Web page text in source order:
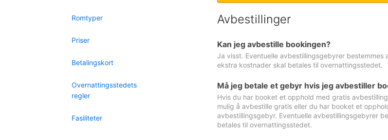
Romtyper
Priser
Betalingskort
Overnattingsstedets
regler
Fasiliteter
Avbestillinger
Kan jeg avbestille bookingen?
Ja visst. Eventuelle avbestillingsgebyrer
ekstra kostnader skal betales til overnattingsstedet.
Må jeg betale et gebyr hvis jeg avbestiller
Hvis du har booket et opphold med gratis
mulig å avbestille gratis eller du har booket et
avbestillingsgebyr. Eventuelle avbestillingsgebyrer
betales til overnattingsstedet.